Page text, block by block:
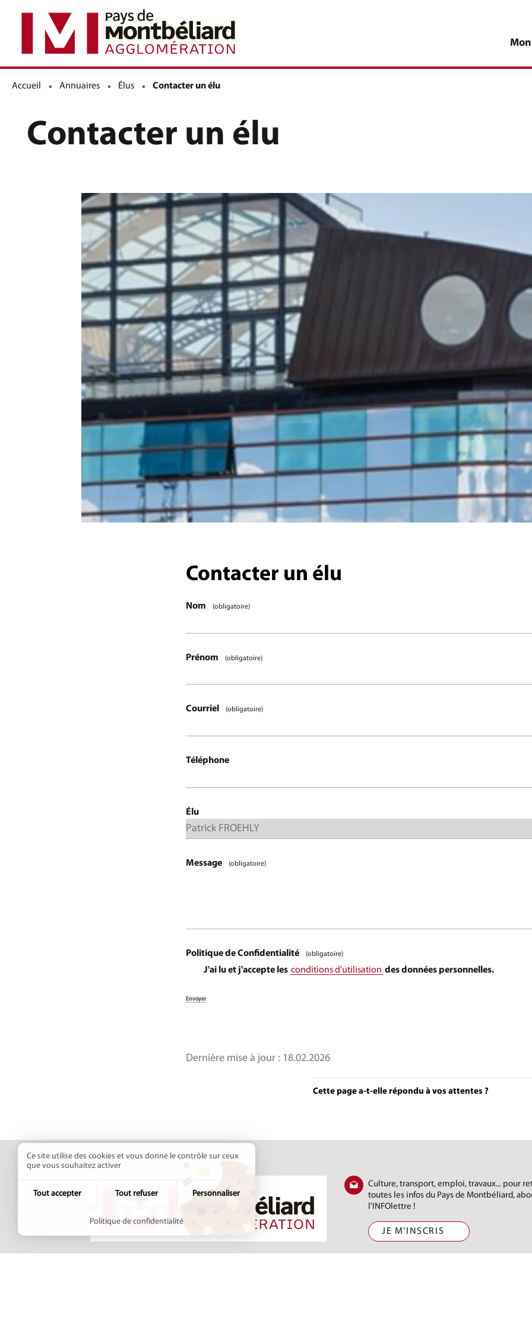
Accueil Annuaires Élus Page active :
Contacter un élu
Contacter un élu
Étape1/1
Contacter un élu
Nom (obligatoire)
Prénom (obligatoire)
Courriel (obligatoire)
Téléphone
Élu
Message (obligatoire)
Politique de Confidentialité (obligatoire)
J'ai lu et j'accepte les conditions d'utilisation des données personnelles.
Dernière mise à jour : 18.02.2026
Cette page a-t-elle répondu à vos attentes ?
Culture, transport, emploi, travaux... pour
toutes les infos du Pays de Montbéliard,
l'INFOlettre !
JE M'INSCRIS
Ce site utilise des cookies et vous donne le contrôle sur ceux
que vous souhaitez activer
Tout accepter Tout refuser Personnaliser
Politique de confidentialité